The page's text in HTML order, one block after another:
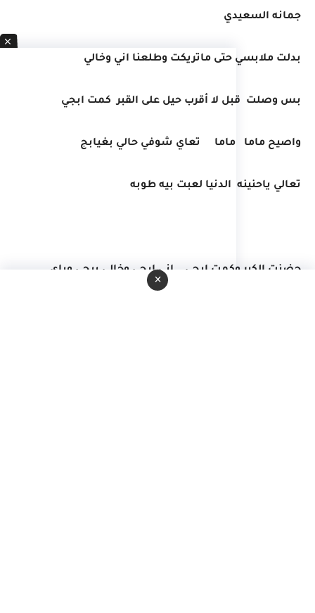
جمانه السعيدي
بدلت ملابسي حتى ماتريكت وطلعنا اني وخالي
بس وصلت قبل لا أقرب حيل على القبر كمت ابجي
واصيح ماما ماما تعاي شوفي حالي بغيابج
تعالي ياحنينه الدنيا لعبت بيه طوبه
حضنت الكبر وكمت ابجي اني ابجي وخالي يبجي وياي
×